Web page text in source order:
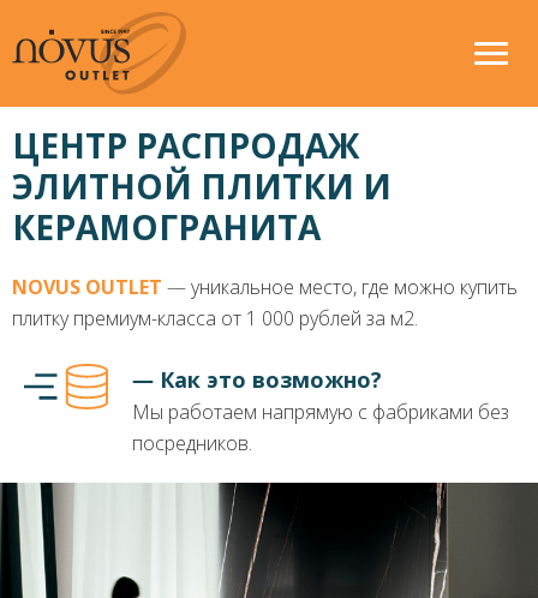
ЦЕНТР РАСПРОДАЖ
ЭЛИТНОЙ ПЛИТКИ И
КЕРАМОГРАНИТА
NOVUS OUTLET ― уникальное место, где можно купить
плитку премиум-класса от 1 000 рублей за м2.
― Как это возможно?
Мы работаем напрямую с фабриками без
посредников.